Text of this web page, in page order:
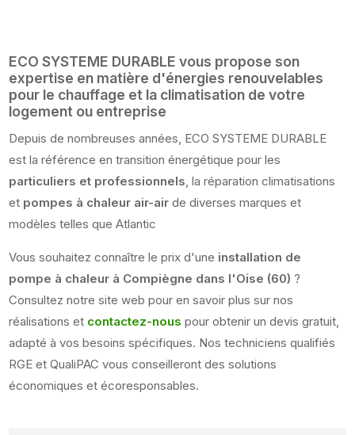
ECO SYSTEME DURABLE vous propose son
expertise en matière d'énergies renouvelables
pour le chauffage et la climatisation de votre
logement ou entreprise
Depuis de nombreuses années, ECO SYSTEME DURABLE
est la référence en transition énergétique pour les
particuliers et professionnels, la réparation climatisations
et pompes à chaleur air-air de diverses marques et
modèles telles que Atlantic
Vous souhaitez connaître le prix d'une installation de
pompe à chaleur à Compiègne dans l'Oise (60) ?
Consultez notre site web pour en savoir plus sur nos
réalisations et contactez-nous pour obtenir un devis gratuit,
adapté à vos besoins spécifiques. Nos techniciens qualifiés
RGE et QualiPAC vous conseilleront des solutions
économiques et écoresponsables.